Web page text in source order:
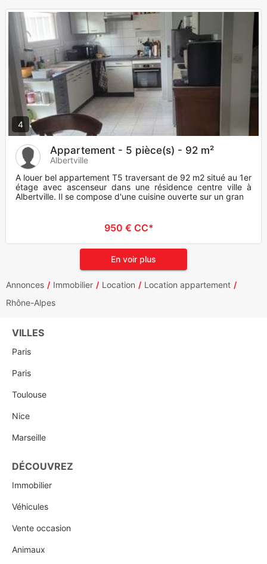
4
Appartement - 5 pièce(s) - 92 m²
Albertville
A louer bel appartement T5 traversant de 92 m2 situé au 1er
étage avec ascenseur dans une résidence centre ville à
Albertville. Il se compose d'une cuisine ouverte sur un grand
950 € CC*
En voir plus
Annonces Immobilier Location
Location appartement
Rhône-Alpes
VILLES
Paris
Paris
Toulouse
Nice
Marseille
DÉCOUVREZ
Immobilier
Véhicules
Vente occasion
Animaux